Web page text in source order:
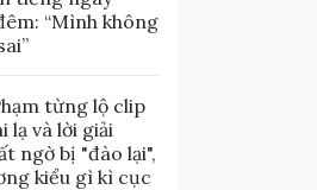
“Mình không
từng lộ clip
lạ và lời giải
ngờ bị "đào lại",
kiểu gì kì cục